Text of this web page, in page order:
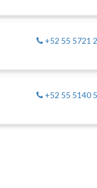
+52 55 5721
+52 55 5140